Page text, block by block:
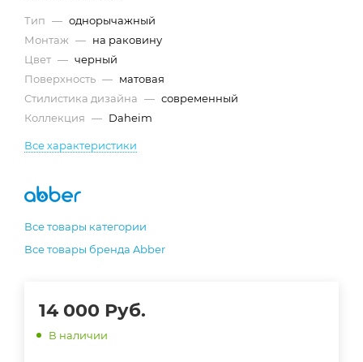
Тип — однорычажный
Монтаж — на раковину
Цвет — черный
Поверхность — матовая
Стилистика дизайна — современный
Коллекция — Daheim
Все характеристики
Все товары категории
Все товары бренда Abber
14 000 Руб.
В наличии